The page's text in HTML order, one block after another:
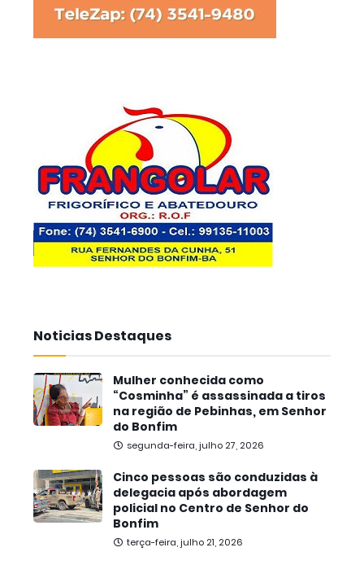
Noticias Destaques
Mulher conhecida como
“Cosminha” é assassinada a tiros
na região de Pebinhas, em Senhor
do Bonfim
segunda-feira, julho 27, 2026
Cinco pessoas são conduzidas à
delegacia após abordagem
policial no Centro de Senhor do
Bonfim
terça-feira, julho 21, 2026